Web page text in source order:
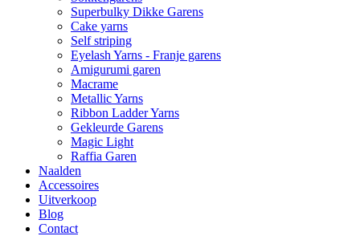
Superbulky Dikke Garens
Cake yarns
Self striping
Eyelash Yarns - Franje garens
Amigurumi garen
Macrame
Metallic Yarns
Ribbon Ladder Yarns
Gekleurde Garens
Magic Light
Raffia Garen
Naalden
Accessoires
Uitverkoop
Blog
Contact